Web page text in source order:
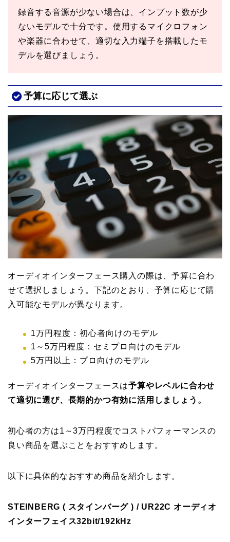
録音する音源が少ない場合は、インプット数が少
ないモデルで十分です。使用するマイクロフォン
や楽器に合わせて、適切な入力端子を搭載したモ
デルを選びましょう。
予算に応じて選ぶ
オーディオインターフェース購入の際は、予算に合わ
せて選択しましょう。下記のとおり、予算に応じて購
入可能なモデルが異なります。
1万円程度：初心者向けのモデル
1～5万円程度：セミプロ向けのモデル
5万円以上：プロ向けのモデル
オーディオインターフェースは予算やレベルに合わせ
て適切に選び、長期的かつ有効に活用しましょう。
初心者の方は1～3万円程度でコストパフォーマンスの
良い商品を選ぶことをおすすめします。
以下に具体的なおすすめ商品を紹介します。
STEINBERG ( スタインバーグ ) / UR22C オーディオ
インターフェイス32bit/192kHz